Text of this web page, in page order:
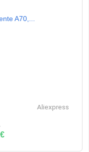
A70,...
Aliexpress